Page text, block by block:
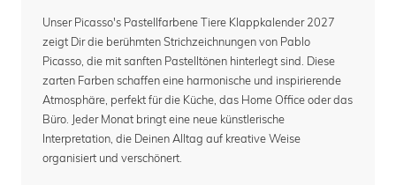
Unser Picasso's Pastellfarbene Tiere Klappkalender 2027
zeigt Dir die berühmten Strichzeichnungen von Pablo
Picasso, die mit sanften Pastelltönen hinterlegt sind. Diese
zarten Farben schaffen eine harmonische und inspirierende
Atmosphäre, perfekt für die Küche, das Home Office oder das
Büro. Jeder Monat bringt eine neue künstlerische
Interpretation, die Deinen Alltag auf kreative Weise
organisiert und verschönert.